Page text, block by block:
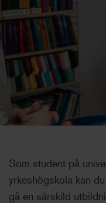
Som student på
yrkeshögskola kan
gå en särskild